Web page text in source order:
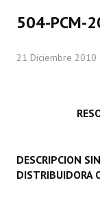
Comisiones
Comisiones
Constitución
504-PCM-
21 Diciembre 2010
DESCRIPCION
DISTRIBUIDORA